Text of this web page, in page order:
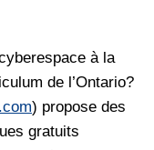
à la
de l’Ontario?
) propose des
gratuits